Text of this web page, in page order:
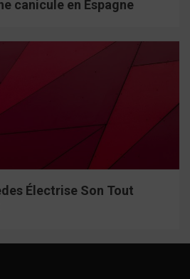
canicule en Espagne
Électrise Son Tout